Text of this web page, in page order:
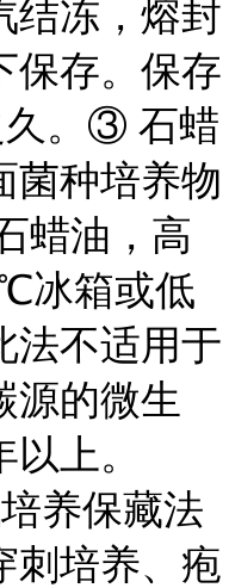
结冻，熔封
保存。保存
。 ③ 石蜡
菌种培养物
蜡油，高
冰箱或低
法不适用于
源的微生
上。
养保藏法
刺培养、疱